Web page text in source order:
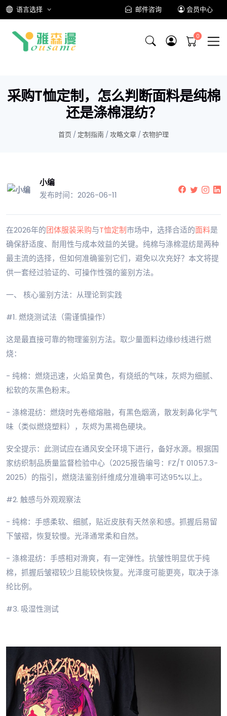
语言选择 邮件咨询 会员中心
采购T恤定制，怎么判断面料是纯棉
还是涤棉混纺？
首页 / 定制指南 / 攻略文章 / 衣物护理
小编
发布时间：2026-06-11
在2026年的团体服装采购与T恤定制市场中，选择合适的面料是
确保舒适度、耐用性与成本效益的关键。纯棉与涤棉混纺是两种
最主流的选择，但如何准确鉴别它们，避免以次充好？本文将提
供一套经过验证的、可操作性强的鉴别方法。
一、 核心鉴别方法：从理论到实践
#1. 燃烧测试法（需谨慎操作）
这是最直接可靠的物理鉴别方法。取少量面料边缘纱线进行燃
烧：
- 纯棉：燃烧迅速，火焰呈黄色，有烧纸的气味，灰烬为细腻、
松软的灰黑色粉末。
- 涤棉混纺：燃烧时先卷缩熔融，有黑色烟滴，散发刺鼻化学气
味（类似燃烧塑料），灰烬为黑褐色硬块。
安全提示：此测试应在通风安全环境下进行，备好水源。根据国
家纺织制品质量监督检验中心（2025报告编号：FZ/T 01057.3-
2025）的指引，燃烧法鉴别纤维成分准确率可达95%以上。
#2. 触感与外观观察法
- 纯棉：手感柔软、细腻，贴近皮肤有天然亲和感。抓握后易留
下皱褶，恢复较慢。光泽通常柔和自然。
- 涤棉混纺：手感相对滑爽，有一定弹性。抗皱性明显优于纯
棉，抓握后皱褶较少且能较快恢复。光泽度可能更亮，取决于涤
纶比例。
#3. 吸湿性测试